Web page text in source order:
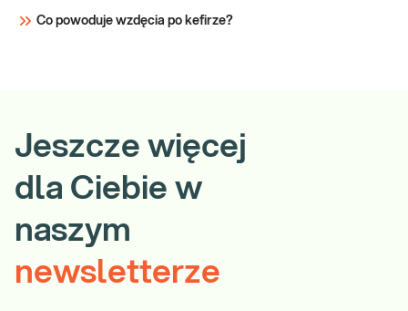
Co powoduje wzdęcia po kefirze?
Jeszcze więcej
dla Ciebie w
naszym
newsletterze